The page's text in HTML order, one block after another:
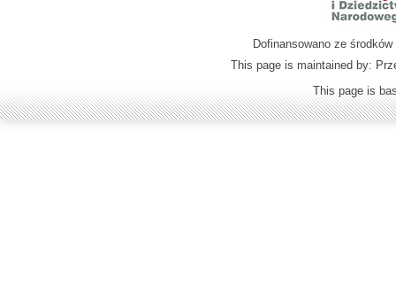
Dofinansowano ze
This page is maintained by:
This page is